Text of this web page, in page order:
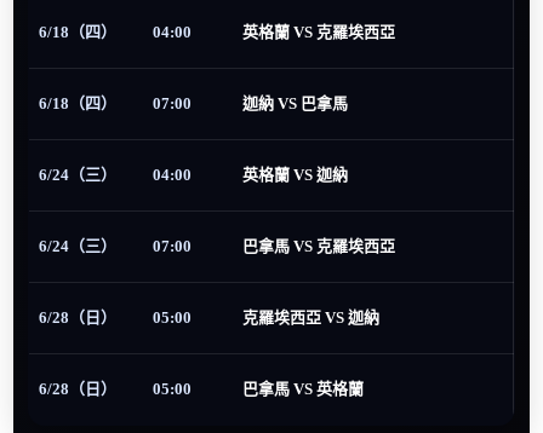
6/18（四） 04:00 英格蘭 VS 克羅埃西亞
6/18（四） 07:00 迦納 VS 巴拿馬
6/24（三） 04:00 英格蘭 VS 迦納
6/24（三） 07:00 巴拿馬 VS 克羅埃西亞
6/28（日） 05:00 克羅埃西亞 VS 迦納
6/28（日） 05:00 巴拿馬 VS 英格蘭